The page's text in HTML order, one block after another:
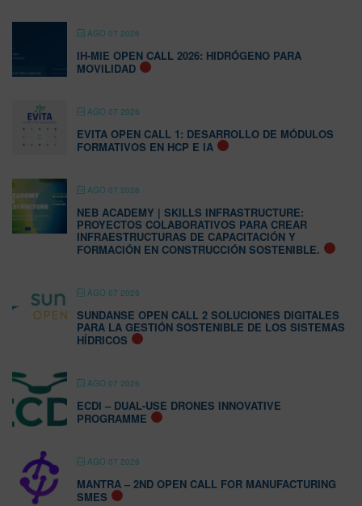
AGO 07 2026
IH-MIE OPEN CALL 2026: HIDRÓGENO PARA
MOVILIDAD
AGO 07 2026
EVITA OPEN CALL 1: DESARROLLO DE MÓDULOS
FORMATIVOS EN HCP E IA
AGO 07 2026
NEB ACADEMY | SKILLS INFRASTRUCTURE:
PROYECTOS COLABORATIVOS PARA CREAR
INFRAESTRUCTURAS DE CAPACITACIÓN Y
FORMACIÓN EN CONSTRUCCIÓN SOSTENIBLE.
AGO 07 2026
SUNDANSE OPEN CALL 2 SOLUCIONES DIGITALES
PARA LA GESTIÓN SOSTENIBLE DE LOS SISTEMAS
HÍDRICOS
AGO 07 2026
ECDI – DUAL-USE DRONES INNOVATIVE
PROGRAMME
AGO 07 2026
MANTRA – 2ND OPEN CALL FOR MANUFACTURING
SMES